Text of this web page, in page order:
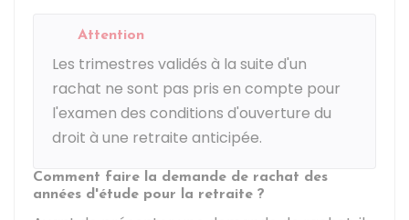
Attention
Les trimestres validés à la suite d'un
rachat ne sont pas pris en compte pour
l'examen des conditions d'ouverture du
droit à une retraite anticipée.
Comment faire la demande de rachat des
années d'étude pour la retraite ?